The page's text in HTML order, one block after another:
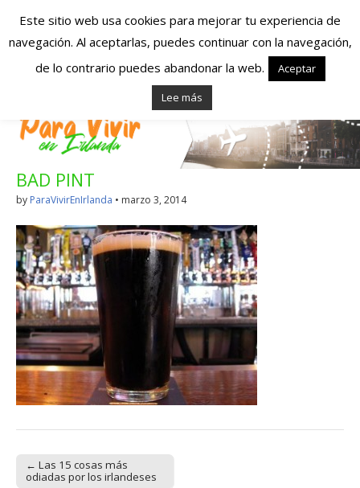
Españoles en
Irlanda – Vivir en
Irlanda – Trabajo
en Irlanda –
Alojamiento en
Irlanda
Blog dedicado a los que viven, estudian y trabajan en
Irlanda!
BAD PINT
by ParaVivirEnIrlanda • marzo 3, 2014
Post navigation
← Las 15 cosas más
odiadas por los irlandeses
Este sitio web usa cookies para mejorar tu experiencia de
navegación. Al aceptarlas, puedes continuar con la navegación,
de lo contrario puedes abandonar la web.
Aceptar
Lee más